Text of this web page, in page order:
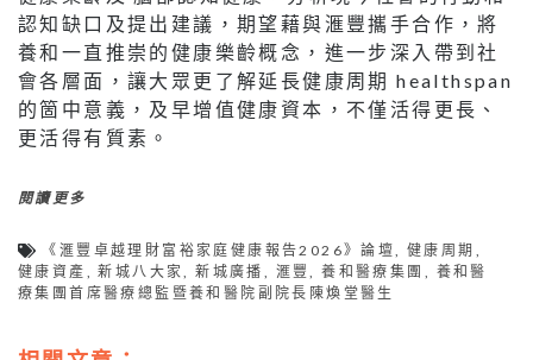
認知缺口及提出建議，期望藉與滙豐攜手合作，將
養和一直推崇的健康樂齡概念，進一步深入帶到社
會各層面，讓大眾更了解延長健康周期 healthspan
的箇中意義，及早增值健康資本，不僅活得更長、
更活得有質素。
閱讀更多
《滙豐卓越理財富裕家庭健康報告2026》論壇 ,健康周期
健康資產
,新城八大家 ,新城廣播 滙豐 ,養和醫療集團
養和醫
療集團首席醫療總監暨養和醫院副院長陳煥堂醫生